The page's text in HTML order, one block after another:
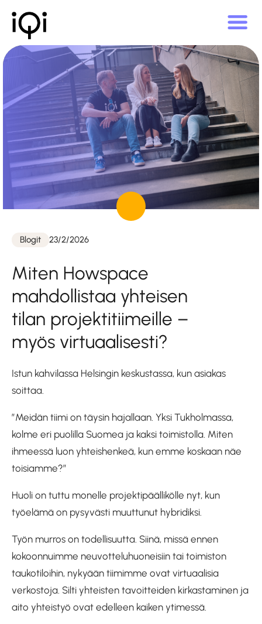
Kategoriat
Blogit Julkaistu
23/2/2026
Miten Howspace
mahdollistaa yhteisen
tilan projektitiimeille –
myös virtuaalisesti?
Istun kahvilassa Helsingin keskustassa, kun asiakas
soittaa.
”Meidän tiimi on täysin hajallaan. Yksi Tukholmassa,
kolme eri puolilla Suomea ja kaksi toimistolla. Miten
ihmeessä luon yhteishenkeä, kun emme koskaan näe
toisiamme?”
Huoli on tuttu monelle projektipäällikölle nyt, kun
työelämä on pysyvästi muuttunut hybridiksi.
Työn murros on todellisuutta. Siinä, missä ennen
kokoonnuimme neuvotteluhuoneisiin tai toimiston
taukotiloihin, nykyään tiimimme ovat virtuaalisia
verkostoja. Silti yhteisten tavoitteiden kirkastaminen ja
aito yhteistyö ovat edelleen kaiken ytimessä.